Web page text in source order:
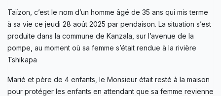
Taïzon, c’est le nom d’un homme âgé de 35 ans qui mis terme
à sa vie ce jeudi 28 août 2025 par pendaison. La situation s’est
produite dans la commune de Kanzala, sur l’avenue de la
pompe, au moment où sa femme s’était rendue à la rivière
Tshikapa
Marié et père de 4 enfants, le Monsieur était resté à la maison
pour protéger les enfants en attendant que sa femme revienne